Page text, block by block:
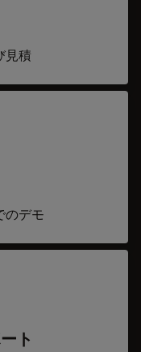
見積
のデモ
ト